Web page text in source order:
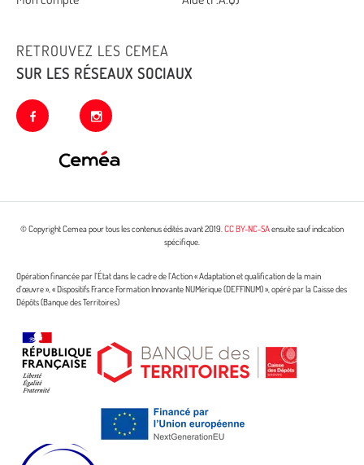
RETROUVEZ LES CEMEA
SUR LES RÉSEAUX SOCIAUX
facebook instagram
© Copyright Cemea pour tous les contenus édités avant 2019.CC BY-NC-SAensuite sauf indication
spécifique.
Opération financée par l’État dans le cadre de l’Action « Adaptation et qualification de la main
d’œuvre », « Dispositifs France Formation Innovante NUMérique (DEFFINUM) », opéré par la Caisse des
Dépôts (Banque des Territoires)